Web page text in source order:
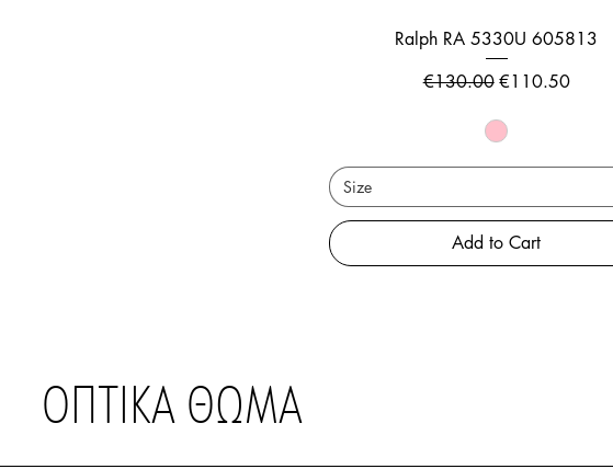
Ralph RA 5330U 605813
Regular Price
€130.00 Sale Price
€110.50
Size
Add to Cart
ΟΠΤΙΚΑ ΘΩΜΑ